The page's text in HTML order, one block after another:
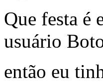
Que festa é
usuário
então eu